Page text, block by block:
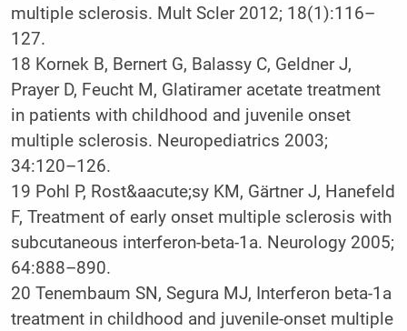
multiple sclerosis. Mult Scler 2012; 18(1):116–
127.
18 Kornek B, Bernert G, Balassy C, Geldner J,
Prayer D, Feucht M, Glatiramer acetate treatment
in patients with childhood and juvenile onset
multiple sclerosis. Neuropediatrics 2003;
34:120–126.
19 Pohl P, Rost&aacute;sy KM, Gärtner J, Hanefeld
F, Treatment of early onset multiple sclerosis with
subcutaneous interferon-beta-1a. Neurology 2005;
64:888–890.
20 Tenembaum SN, Segura MJ, Interferon beta-1a
treatment in childhood and juvenile-onset multiple